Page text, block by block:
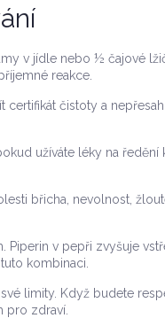
v jídle nebo ½ čajové
reakce.
čistoty a
užíváte léky na
břicha, nevolnost,
v pepři zvyšuje
kombinaci.
limity. Když budete
pro zdraví.